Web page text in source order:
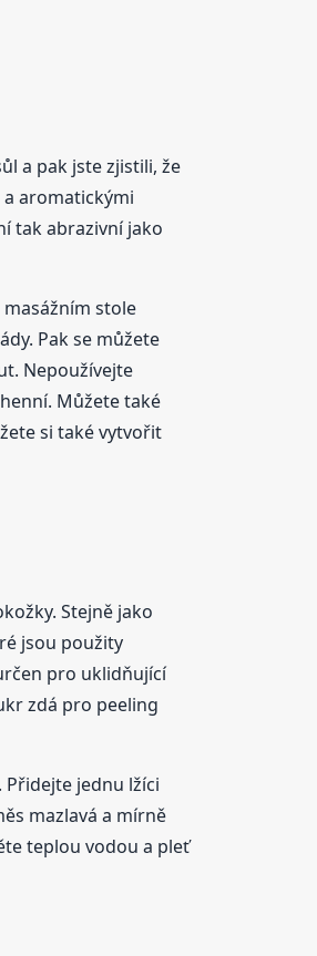
a pak jste zjistili, že
aromatickými
tak abrazivní jako
stole
Pak se můžete
Nepoužívejte
Můžete také
si také vytvořit
Stejně jako
jsou použity
pro uklidňující
zdá pro peeling
jednu lžíci
mazlavá a mírně
teplou vodou a pleť